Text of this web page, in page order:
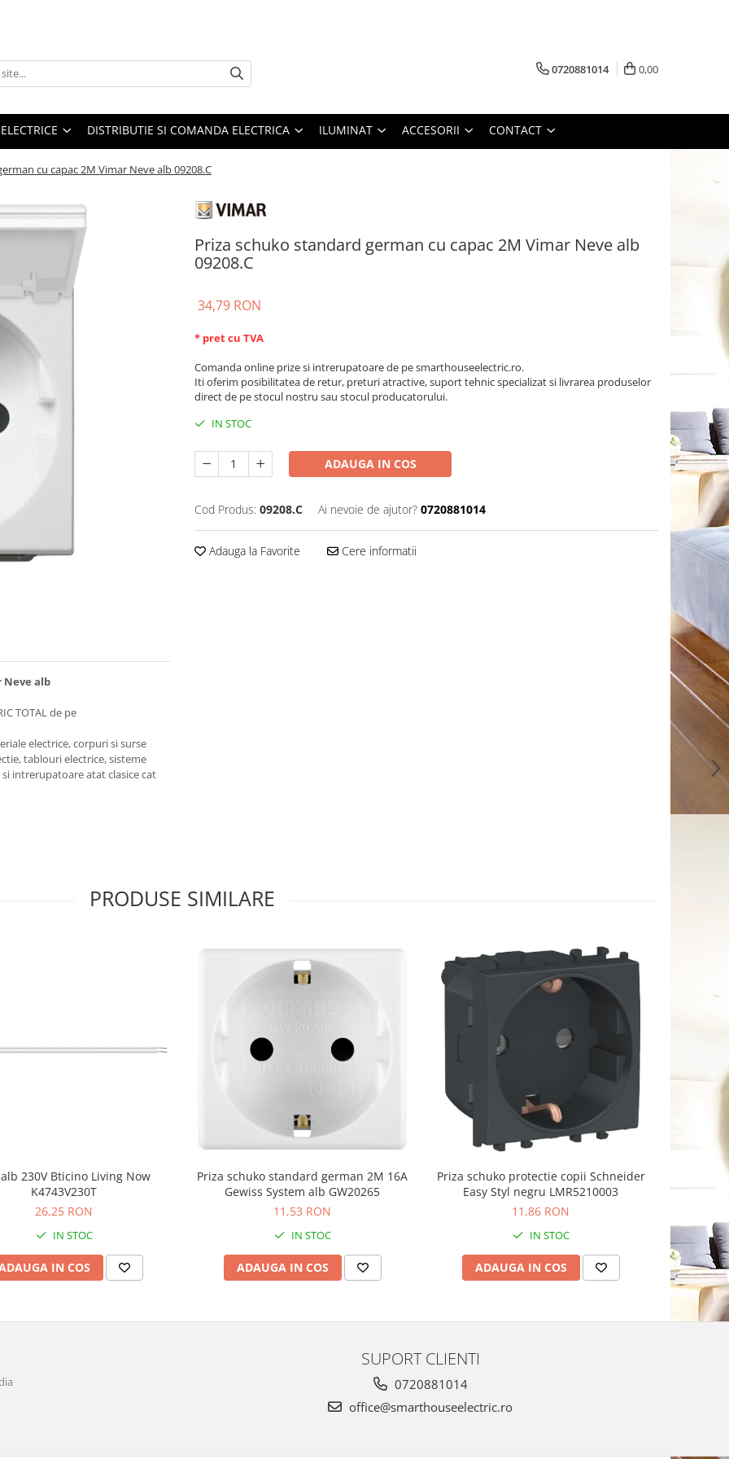
0720881014 0,00
DISTRIBUTIE SI COMANDA ELECTRICA ILUMINAT ACCESORII CONTACT
cu capac 2M Vimar Neve alb 09208.C
Priza schuko standard german cu capac 2M Vimar Neve alb
09208.C
34,79 RON
* pret cu TVA
Comanda online prize si intrerupatoare de pe smarthouseelectric.ro.
Iti oferim posibilitatea de retur, preturi atractive, suport tehnic specializat si livrarea produselor
direct de pe stocul nostru sau stocul producatorului.
IN STOC
ADAUGA IN COS
Cod Produs: 09208.C Ai nevoie de ajutor? 0720881014
Adauga la Favorite Cere informatii
Neve alb
TOTAL de pe
electrice, corpuri si surse
tablouri electrice, sisteme
intrerupatoare atat clasice cat
PRODUSE SIMILARE
alb 230V Bticino Living Now
K4743V230T
26,25 RON
IN STOC
IN COS
Priza schuko standard german 2M 16A
Gewiss System alb GW20265
11,53 RON
IN STOC
ADAUGA IN COS
Priza schuko protectie copii Schneider
Easy Styl negru LMR5210003
11,86 RON
IN STOC
ADAUGA IN COS
Priza
SUPORT CLIENTI
0720881014
office@smarthouseelectric.ro